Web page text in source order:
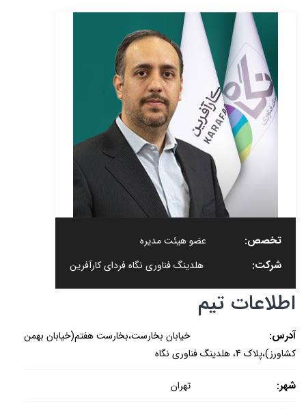
تخصص: عضو هیئت مدیره
شرکت: هلدینگ فناوری نگاه فردای کارآفرین
اطلاعات تیم
آدرس:
خیابان بخارست،بخارست هفتم(خیابان بهمن
کشاورز)،پلاک 4، هلدینگ فناوری نگاه
شهر: تهران